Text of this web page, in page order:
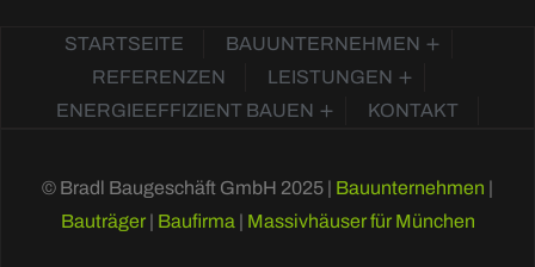
STARTSEITE
BAUUNTERNEHMEN
REFERENZEN
LEISTUNGEN
ENERGIEEFFIZIENT BAUEN
KONTAKT
© Bradl Baugeschäft GmbH 2025 | Bauunternehmen |
Bauträger | Baufirma | Massivhäuser für München